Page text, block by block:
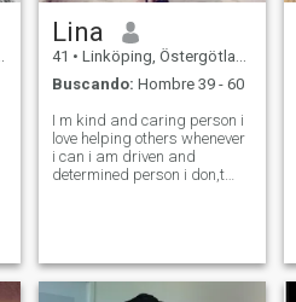
Lina
41 • Linköping, Östergötland, Suecia
Buscando: Hombre 39 - 60
I m kind and caring person i
love helping others whenever
i can i am driven and
determined person i don,t
it,comes to love